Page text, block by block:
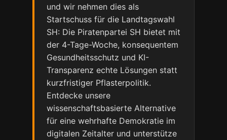
und wir nehmen dies als
Startschuss für die Landtagswahl
SH: Die Piratenpartei SH bietet mit
der 4-Tage-Woche, konsequentem
Gesundheitsschutz und KI-
Transparenz echte Lösungen statt
kurzfristiger Pflasterpolitik.
Entdecke unsere
wissenschaftsbasierte Alternative
für eine wehrhafte Demokratie im
digitalen Zeitalter und unterstütze